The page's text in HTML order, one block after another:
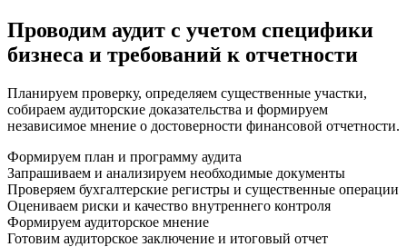
Проводим аудит с учетом специфики
бизнеса и требований к отчетности
Планируем проверку, определяем существенные участки,
собираем аудиторские доказательства и формируем
независимое мнение о достоверности финансовой отчетности.
Формируем план и программу аудита
Запрашиваем и анализируем необходимые документы
Проверяем бухгалтерские регистры и существенные операции
Оцениваем риски и качество внутреннего контроля
Формируем аудиторское мнение
Готовим аудиторское заключение и итоговый отчет